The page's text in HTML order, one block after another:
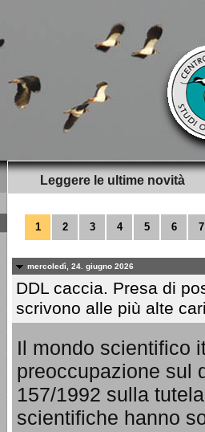
Leggere le ultime novità
1 2 3 4 5 6 7
mercoledì, 24. giugno 2026
DDL caccia. Presa di
scrivono alle più alte
Il mondo scientifico
preoccupazione sul
157/1992 sulla
scientifiche hanno